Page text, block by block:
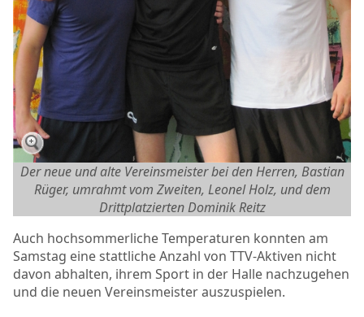
Der neue und alte Vereinsmeister bei den Herren, Bastian
Rüger, umrahmt vom Zweiten, Leonel Holz, und dem
Drittplatzierten Dominik Reitz
Auch hochsommerliche Temperaturen konnten am
Samstag eine stattliche Anzahl von TTV-Aktiven nicht
davon abhalten, ihrem Sport in der Halle nachzugehen
und die neuen Vereinsmeister auszuspielen.